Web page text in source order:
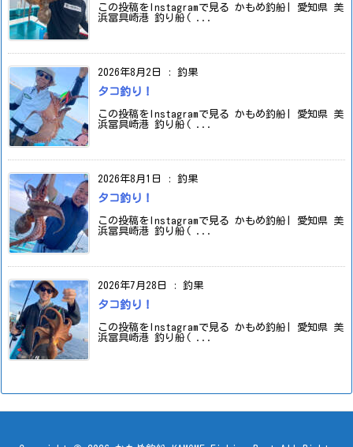
この投稿をInstagramで見る かもめ釣船| 愛知県 美
浜冨具崎港 釣り船( ...
2026年8月2日 : 釣果
タコ釣り！
この投稿をInstagramで見る かもめ釣船| 愛知県 美
浜冨具崎港 釣り船( ...
2026年8月1日 : 釣果
タコ釣り！
この投稿をInstagramで見る かもめ釣船| 愛知県 美
浜冨具崎港 釣り船( ...
2026年7月28日 : 釣果
タコ釣り！
この投稿をInstagramで見る かもめ釣船| 愛知県 美
浜冨具崎港 釣り船( ...